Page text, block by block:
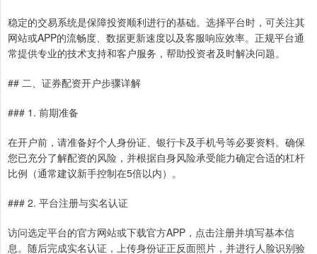
稳定的交易系统是保障投资顺利进行的基础。选择平台时，可关注其
网站或APP的流畅度、数据更新速度以及客服响应效率。正规平台通
常提供专业的技术支持和客户服务，帮助投资者及时解决问题。
## 二、证券配资开户步骤详解
### 1. 前期准备
在开户前，请准备好个人身份证、银行卡及手机号等必要资料。确保
您已充分了解配资的风险，并根据自身风险承受能力确定合适的杠杆
比例（通常建议新手控制在5倍以内）。
### 2. 平台注册与实名认证
访问选定平台的官方网站或下载官方APP，点击注册并填写基本信
息。随后完成实名认证，上传身份证正反面照片，并进行人脸识别验